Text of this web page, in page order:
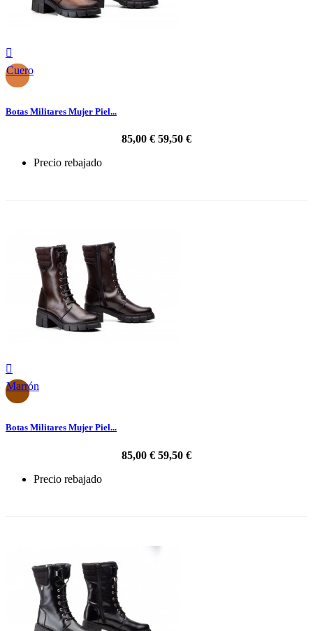

Cuero
Botas Militares Mujer Piel...
85,00 € 59,50 €
Precio rebajado

Marrón
Botas Militares Mujer Piel...
85,00 € 59,50 €
Precio rebajado